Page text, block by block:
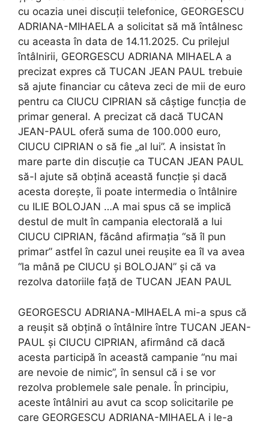
cu ocazia unei discuții telefonice, GEORGESCU
ADRIANA-MIHAELA a solicitat să mă întâlnesc
cu aceasta în data de 14.11.2025. Cu prilejul
întâlnirii, GEORGESCU ADRIANA MIHAELA a
precizat expres că TUCAN JEAN PAUL trebuie
să ajute financiar cu câteva zeci de mii de euro
pentru ca CIUCU CIPRIAN să câștige funcția de
primar general. A precizat că dacă TUCAN
JEAN-PAUL oferă suma de 100.000 euro,
CIUCU CIPRIAN o să fie „al lui”. A insistat în
mare parte din discuție ca TUCAN JEAN PAUL
să-l ajute să obțină această funcție și dacă
acesta dorește, îi poate intermedia o întâlnire
cu ILIE BOLOJAN …A mai spus că se implică
destul de mult în campania electorală a lui
CIUCU CIPRIAN, făcând afirmația “să îl pun
primar” astfel în cazul unei reușite ea îl va avea
“la mână pe CIUCU și BOLOJAN” și că va
rezolva datoriile față de TUCAN JEAN PAUL
GEORGESCU ADRIANA-MIHAELA mi-a spus că
a reușit să obțină o întâlnire între TUCAN JEAN-
PAUL și CIUCU CIPRIAN, afirmând că dacă
acesta participă în această campanie “nu mai
are nevoie de nimic”, în sensul că i se vor
rezolva problemele sale penale. În principiu,
aceste întâlniri au avut ca scop solicitarile pe
care GEORGESCU ADRIANA-MIHAELA i le-a